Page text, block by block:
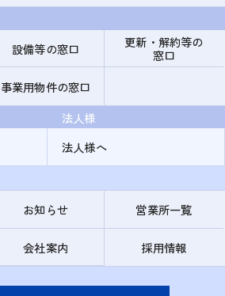
設備等の窓口
更新・解約等の
窓口
事業用物件の窓口
法人様
法人様へ
お知らせ 営業所一覧
会社案内 採用情報